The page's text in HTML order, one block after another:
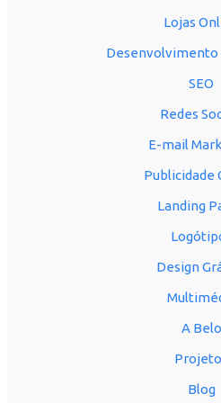
Lojas
Desenvolvimento
SEO
Redes
E-mail
Publicidade
Landing
Design
A Belo
Blog